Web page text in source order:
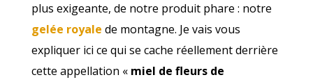
plus exigeante, de notre produit phare : notre
gelée royale de montagne. Je vais vous
expliquer ici ce qui se cache réellement derrière
cette appellation « miel de fleurs de